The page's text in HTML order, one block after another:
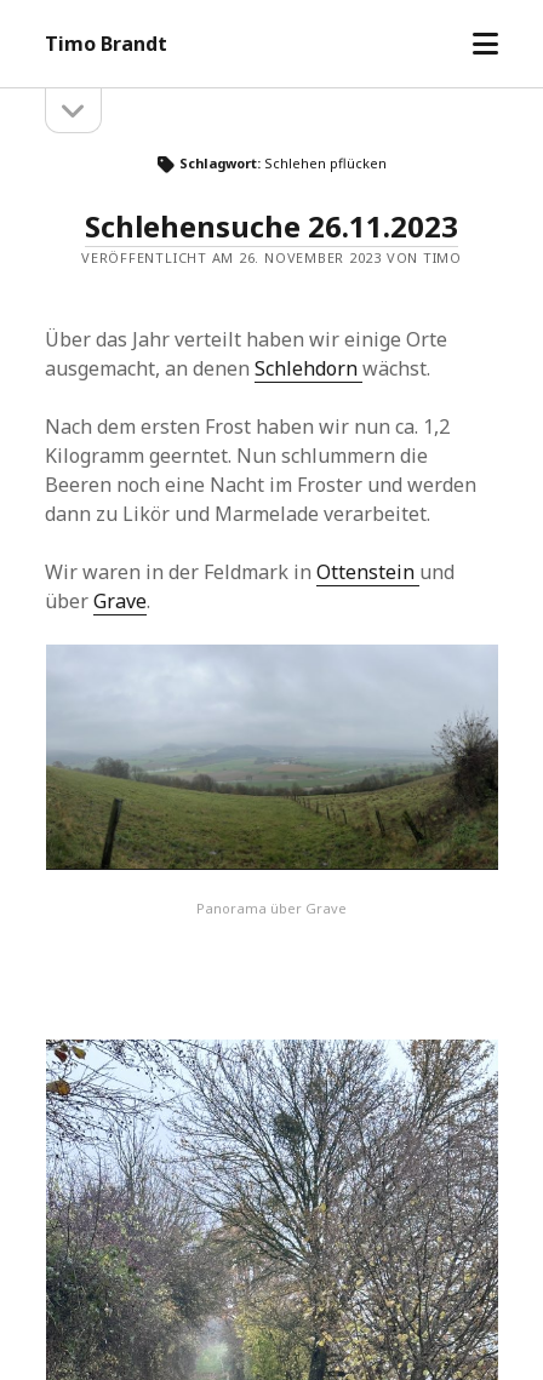
Timo Brandt
Menü
Seitenleiste
öffnen
Schlagwort: Schlehen pflücken
Schlehensuche 26.11.2023
VERÖFFENTLICHT AM 26. NOVEMBER 2023 VON TIMO
Über das Jahr verteilt haben wir einige Orte
ausgemacht, an denenSchlehdornwächst.
Nach dem ersten Frost haben wir nun ca. 1,2
Kilogramm geerntet. Nun schlummern die
Beeren noch eine Nacht im Froster und werden
dann zu Likör und Marmelade verarbeitet.
Wir waren in der Feldmark inOttenstein und
überGrave.
Panorama über Grave